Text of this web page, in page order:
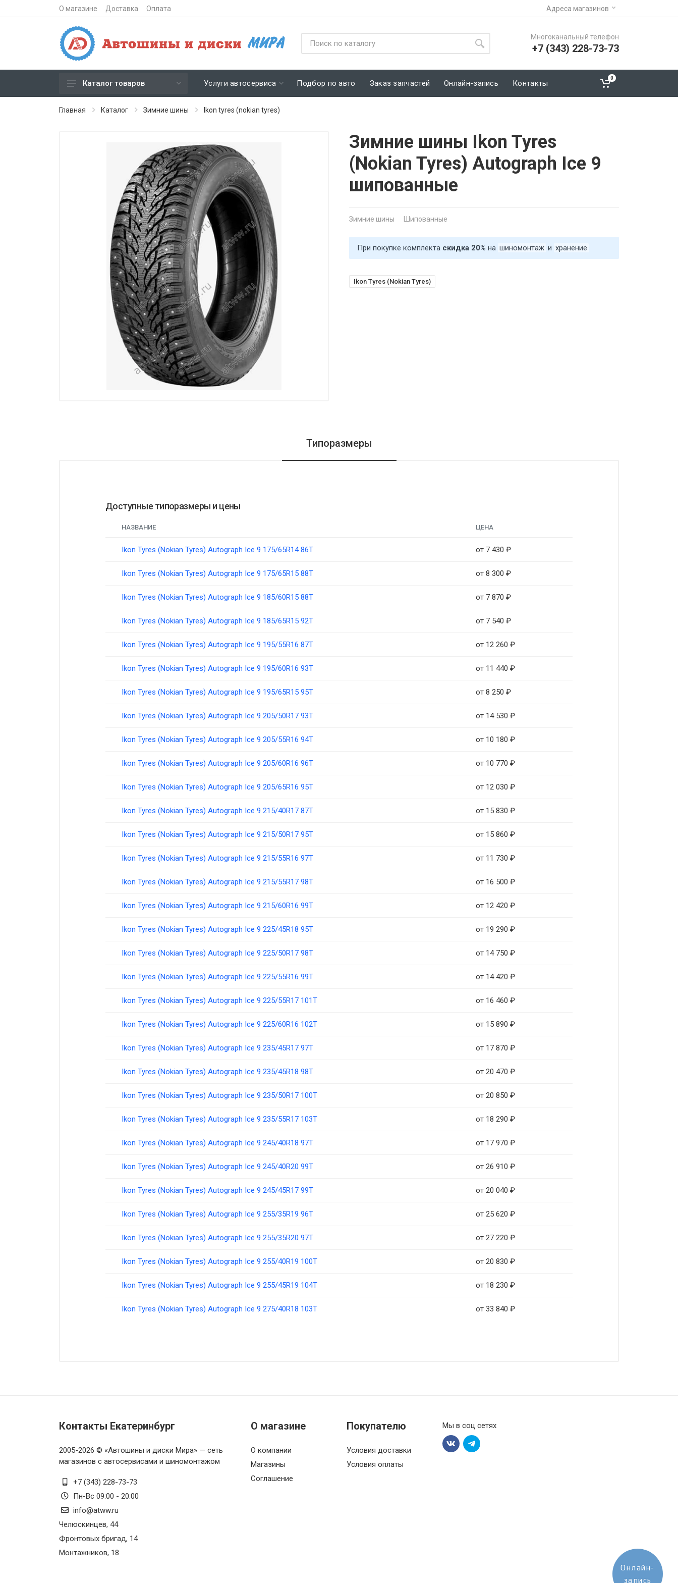
О магазине Доставка Оплата Адреса магазинов
Многоканальный телефон
+7 (343) 228-73-73
Зимние шипованные шины
Штампованные диски
Каталог товаров Услуги автосервиса Подбор по авто Заказ запчастей Онлайн-запись Контакты
0
Главная Каталог Зимние шины Ikon tyres (nokian tyres)
Зимние шины Ikon Tyres
(Nokian Tyres) Autograph Ice 9
шипованные
Зимние шины Шипованные
При покупке комплекта скидка 20% на шиномонтаж и хранение
Ikon Tyres (Nokian Tyres)
Типоразмеры
Доступные типоразмеры и цены
НАЗВАНИЕ ЦЕНА
Ikon Tyres (Nokian Tyres) Autograph Ice 9 175/65R14 86T от 7 430 ₽
Ikon Tyres (Nokian Tyres) Autograph Ice 9 175/65R15 88T от 8 300 ₽
Ikon Tyres (Nokian Tyres) Autograph Ice 9 185/60R15 88T от 7 870 ₽
Ikon Tyres (Nokian Tyres) Autograph Ice 9 185/65R15 92T от 7 540 ₽
Ikon Tyres (Nokian Tyres) Autograph Ice 9 195/55R16 87T от 12 260 ₽
Ikon Tyres (Nokian Tyres) Autograph Ice 9 195/60R16 93T от 11 440 ₽
Ikon Tyres (Nokian Tyres) Autograph Ice 9 195/65R15 95T от 8 250 ₽
Ikon Tyres (Nokian Tyres) Autograph Ice 9 205/50R17 93T от 14 530 ₽
Ikon Tyres (Nokian Tyres) Autograph Ice 9 205/55R16 94T от 10 180 ₽
Ikon Tyres (Nokian Tyres) Autograph Ice 9 205/60R16 96T от 10 770 ₽
Ikon Tyres (Nokian Tyres) Autograph Ice 9 205/65R16 95T от 12 030 ₽
Ikon Tyres (Nokian Tyres) Autograph Ice 9 215/40R17 87T от 15 830 ₽
Ikon Tyres (Nokian Tyres) Autograph Ice 9 215/50R17 95T от 15 860 ₽
Ikon Tyres (Nokian Tyres) Autograph Ice 9 215/55R16 97T от 11 730 ₽
Ikon Tyres (Nokian Tyres) Autograph Ice 9 215/55R17 98T от 16 500 ₽
Ikon Tyres (Nokian Tyres) Autograph Ice 9 215/60R16 99T от 12 420 ₽
Ikon Tyres (Nokian Tyres) Autograph Ice 9 225/45R18 95T от 19 290 ₽
Ikon Tyres (Nokian Tyres) Autograph Ice 9 225/50R17 98T от 14 750 ₽
Ikon Tyres (Nokian Tyres) Autograph Ice 9 225/55R16 99T от 14 420 ₽
Ikon Tyres (Nokian Tyres) Autograph Ice 9 225/55R17 101T от 16 460 ₽
Ikon Tyres (Nokian Tyres) Autograph Ice 9 225/60R16 102T от 15 890 ₽
Ikon Tyres (Nokian Tyres) Autograph Ice 9 235/45R17 97T от 17 870 ₽
Ikon Tyres (Nokian Tyres) Autograph Ice 9 235/45R18 98T от 20 470 ₽
Ikon Tyres (Nokian Tyres) Autograph Ice 9 235/50R17 100T от 20 850 ₽
Ikon Tyres (Nokian Tyres) Autograph Ice 9 235/55R17 103T от 18 290 ₽
Ikon Tyres (Nokian Tyres) Autograph Ice 9 245/40R18 97T от 17 970 ₽
Ikon Tyres (Nokian Tyres) Autograph Ice 9 245/40R20 99T от 26 910 ₽
Ikon Tyres (Nokian Tyres) Autograph Ice 9 245/45R17 99T от 20 040 ₽
Ikon Tyres (Nokian Tyres) Autograph Ice 9 255/35R19 96T от 25 620 ₽
Ikon Tyres (Nokian Tyres) Autograph Ice 9 255/35R20 97T от 27 220 ₽
Ikon Tyres (Nokian Tyres) Autograph Ice 9 255/40R19 100T от 20 830 ₽
Ikon Tyres (Nokian Tyres) Autograph Ice 9 255/45R19 104T от 18 230 ₽
Ikon Tyres (Nokian Tyres) Autograph Ice 9 275/40R18 103T от 33 840 ₽
Контакты Екатеринбург
2005-2026 © «Автошины и диски Мира» — сеть
магазинов с автосервисами и шиномонтажом
+7 (343) 228-73-73
Пн-Вс 09:00 - 20:00
info@atww.ru
Челюскинцев, 44
Фронтовых бригад, 14
Монтажников, 18
О магазине
О компании
Магазины
Соглашение
Покупателю
Условия доставки
Условия оплаты
Мы в соц сетях
Онлайн-
запись